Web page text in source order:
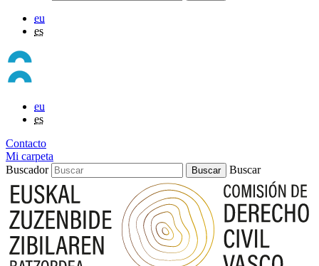
eu
es
eu
es
Contacto
Mi carpeta
Buscador
Buscar